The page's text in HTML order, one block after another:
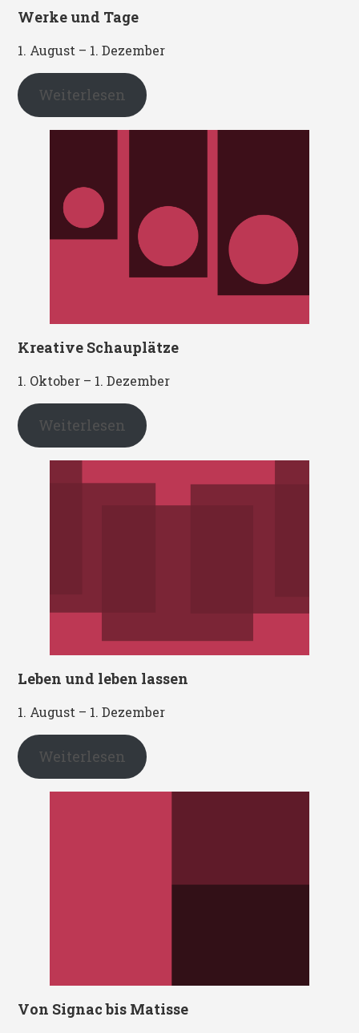
Werke und Tage
1. August – 1. Dezember
Weiterlesen
Kreative Schauplätze
1. Oktober – 1. Dezember
Weiterlesen
Leben und leben lassen
1. August – 1. Dezember
Weiterlesen
Von Signac bis Matisse